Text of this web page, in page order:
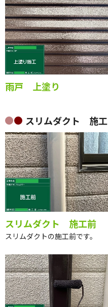
スリムダクト 施工
スリムダクト 施工前
スリムダクトの施工前です。